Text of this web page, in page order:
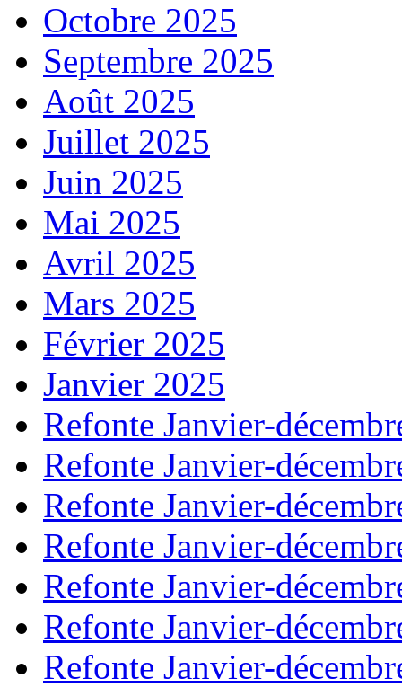
Octobre 2025
Septembre 2025
Août 2025
Juillet 2025
Juin 2025
Mai 2025
Avril 2025
Mars 2025
Février 2025
Janvier 2025
Refonte Janvier-
Refonte Janvier-
Refonte Janvier-
Refonte Janvier-
Refonte Janvier-
Refonte Janvier-
Refonte Janvier-